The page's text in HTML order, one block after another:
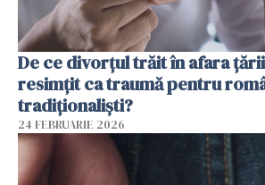
De ce divorțul trăit în afara
resimțit ca traumă pentru
tradiționaliști?
24 FEBRUARIE 2026